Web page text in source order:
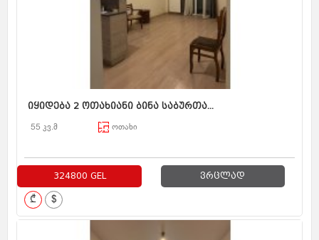
იყიდება 2 ოთახიანი ბინა საბურთა...
55 კვ.მ ოთახი
324800 GEL ვრცლად
₾ $